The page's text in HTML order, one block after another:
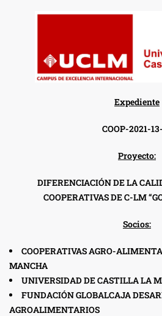
Expediente
COOP-2021-
Proyecto:
DIFERENCIACIÓN DE LA
COOPERATIVAS DE C-LM
Socios:
COOPERATIVAS AGRO-
MANCHA
UNIVERSIDAD DE CASTILLA LA
FUNDACIÓN GLOBALCAJA
AGROALIMENTARIOS